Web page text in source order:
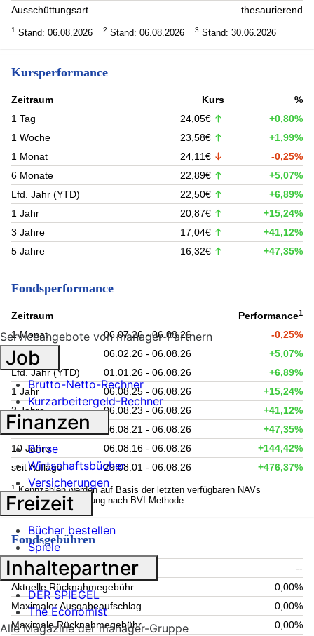
Ausschüttungsart thesaurierend
1 Stand: 06.08.2026 2 Stand: 06.08.2026 3 Stand: 30.06.2026
Kursperformance
Zeitraum Kurs
%
1 Tag
24,05€
+0,80%
1 Woche
23,58€
+1,99%
1 Monat
24,11€
-0,25%
6 Monate
22,89€
+5,07%
Lfd. Jahr (YTD)
22,50€
+6,89%
1 Jahr
20,87€
+15,24%
3 Jahre
17,04€
+41,12%
5 Jahre
16,32€ +47,35%
Fondsperformance
Zeitraum Performance1
1 Monat 06.07.26 - 06.08.26
-0,25%
6 Monate
06.02.26 - 06.08.26
+5,07%
Lfd. Jahr (YTD)
01.01.26 - 06.08.26
+6,89%
1 Jahr
06.08.25 - 06.08.26
+15,24%
3 Jahre
06.08.23 - 06.08.26
+41,12%
5 Jahre
06.08.21 - 06.08.26
+47,35%
10 Jahre
06.08.16 - 06.08.26
+144,42%
seit Auflage
29.08.01 - 06.08.26 +476,37%
1Kennzahlen werden auf Basis der letzten verfügbaren NAVs
berechnet. Berechnung nach BVI-Methode.
Fondsgebühren
Aktueller Ausgabeaufschlag
--
Aktuelle Rücknahmegebühr
0,00%
Maximaler Ausgabeaufschlag
0,00%
Maximale Rücknahmegebühr
0,00%
Serviceangebote von manager-Partnern
Job
Brutto-Netto-Rechner
Kurzarbeitergeld-Rechner
Finanzen
Börse
Wirtschaftsbücher
Versicherungen
Freizeit
Bücher bestellen
Spiele
Inhaltepartner
DER SPIEGEL
The Economist
Alle Magazine der manager-Gruppe